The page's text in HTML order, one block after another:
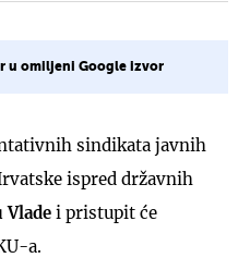
u omiljeni Google izvor
sindikata javnih
ispred državnih
i pristupit će
a.